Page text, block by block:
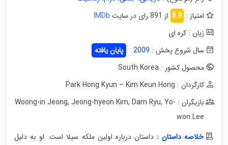
امتیاز : 8.8 از 891 رای در سایت
IMDb
زبان : کره ای
سال شروع پخش : 2009
پایان یافته
محصول کشور : South Korea
کارگردان : Park Hong Kyun – Kim Keun Hong
بازیگران : Woong-in Jeong
, Jeong-hyeon Kim, Dam Ryu, Yo-
won Lee
خلاصه داستان :داستان درباره اولین ملکه سیلا است. او به دلیل